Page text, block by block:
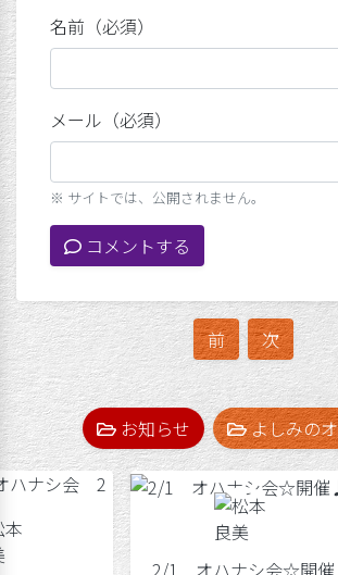
名前（必須）
メール（必須）
※ サイトでは、公開されません。
コメントする
前 次
お知らせ よしみの
2/1 オハナシ会☆開催